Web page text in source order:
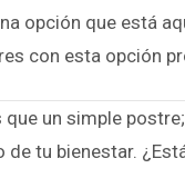
opción que está
con esta opción
un simple
tu bienestar.